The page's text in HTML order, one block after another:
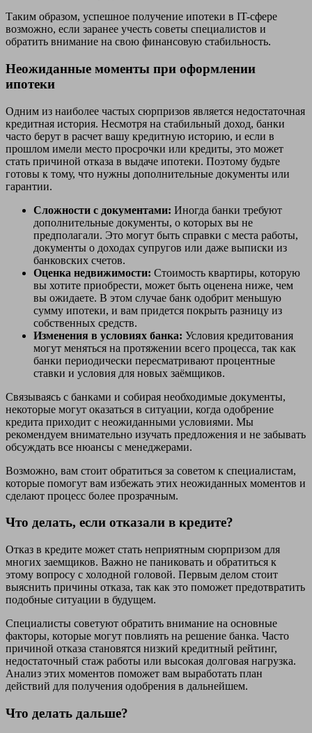
Таким образом, успешное получение ипотеки в IT-сфере
возможно, если заранее учесть советы специалистов и
обратить внимание на свою финансовую стабильность.
Неожиданные моменты при оформлении
ипотеки
Одним из наиболее частых сюрпризов является недостаточная
кредитная история. Несмотря на стабильный доход, банки
часто берут в расчет вашу кредитную историю, и если в
прошлом имели место просрочки или кредиты, это может
стать причиной отказа в выдаче ипотеки. Поэтому будьте
готовы к тому, что нужны дополнительные документы или
гарантии.
Сложности с документами: Иногда банки требуют
дополнительные документы, о которых вы не
предполагали. Это могут быть справки с места работы,
документы о доходах супругов или даже выписки из
банковских счетов.
Оценка недвижимости: Стоимость квартиры, которую
вы хотите приобрести, может быть оценена ниже, чем
вы ожидаете. В этом случае банк одобрит меньшую
сумму ипотеки, и вам придется покрыть разницу из
собственных средств.
Изменения в условиях банка: Условия кредитования
могут меняться на протяжении всего процесса, так как
банки периодически пересматривают процентные
ставки и условия для новых заёмщиков.
Связываясь с банками и собирая необходимые документы,
некоторые могут оказаться в ситуации, когда одобрение
кредита приходит с неожиданными условиями. Мы
рекомендуем внимательно изучать предложения и не забывать
обсуждать все нюансы с менеджерами.
Возможно, вам стоит обратиться за советом к специалистам,
которые помогут вам избежать этих неожиданных моментов и
сделают процесс более прозрачным.
Что делать, если отказали в кредите?
Отказ в кредите может стать неприятным сюрпризом для
многих заемщиков. Важно не паниковать и обратиться к
этому вопросу с холодной головой. Первым делом стоит
выяснить причины отказа, так как это поможет предотвратить
подобные ситуации в будущем.
Специалисты советуют обратить внимание на основные
факторы, которые могут повлиять на решение банка. Часто
причиной отказа становятся низкий кредитный рейтинг,
недостаточный стаж работы или высокая долговая нагрузка.
Анализ этих моментов поможет вам выработать план
действий для получения одобрения в дальнейшем.
Что делать дальше?